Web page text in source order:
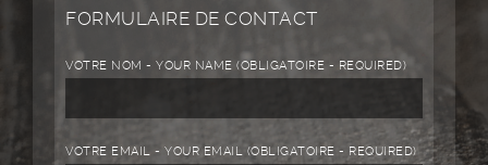
FORMULAIRE DE CONTACT
VOTRE NOM - YOUR NAME (OBLIGATOIRE - REQUIRED)
VOTRE EMAIL - YOUR EMAIL (OBLIGATOIRE - REQUIRED)